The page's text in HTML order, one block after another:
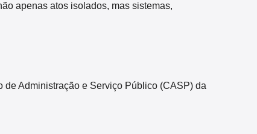
apenas atos isolados, mas sistemas,
Administração e Serviço Público (CASP) da